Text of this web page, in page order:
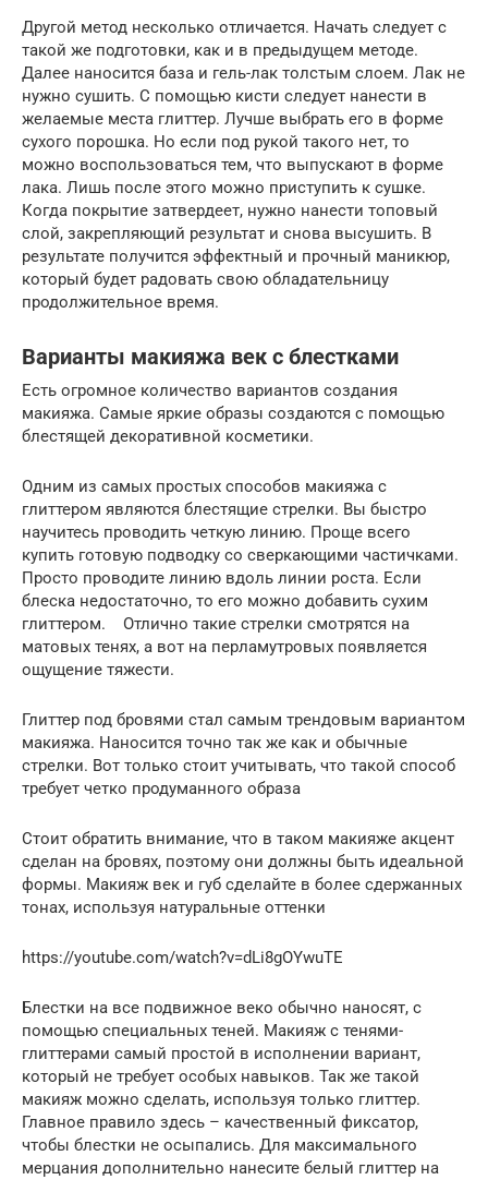
Другой метод несколько отличается. Начать следует с
такой же подготовки, как и в предыдущем методе.
Далее наносится база и гель-лак толстым слоем. Лак не
нужно сушить. С помощью кисти следует нанести в
желаемые места глиттер. Лучше выбрать его в форме
сухого порошка. Но если под рукой такого нет, то
можно воспользоваться тем, что выпускают в форме
лака. Лишь после этого можно приступить к сушке.
Когда покрытие затвердеет, нужно нанести топовый
слой, закрепляющий результат и снова высушить. В
результате получится эффектный и прочный маникюр,
который будет радовать свою обладательницу
продолжительное время.
Варианты макияжа век с блестками
Есть огромное количество вариантов создания
макияжа. Самые яркие образы создаются с помощью
блестящей декоративной косметики.
Одним из самых простых способов макияжа с
глиттером являются блестящие стрелки. Вы быстро
научитесь проводить четкую линию. Проще всего
купить готовую подводку со сверкающими частичками.
Просто проводите линию вдоль линии роста. Если
блеска недостаточно, то его можно добавить сухим
глиттером. Отлично такие стрелки смотрятся на
матовых тенях, а вот на перламутровых появляется
ощущение тяжести.
Глиттер под бровями стал самым трендовым вариантом
макияжа. Наносится точно так же как и обычные
стрелки. Вот только стоит учитывать, что такой способ
требует четко продуманного образа
Стоит обратить внимание, что в таком макияже акцент
сделан на бровях, поэтому они должны быть идеальной
формы. Макияж век и губ сделайте в более сдержанных
тонах, используя натуральные оттенки
https://youtube.com/watch?v=dLi8gOYwuTE
Блестки на все подвижное веко обычно наносят, с
помощью специальных теней. Макияж с тенями-
глиттерами самый простой в исполнении вариант,
который не требует особых навыков. Так же такой
макияж можно сделать, используя только глиттер.
Главное правило здесь – качественный фиксатор,
чтобы блестки не осыпались. Для максимального
мерцания дополнительно нанесите белый глиттер на